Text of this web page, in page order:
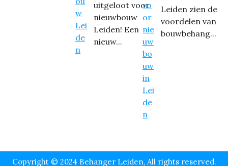
uitgeloot voor
nieuwbouw
Leiden! Een
nieuw...
Leiden zien de
voordelen van
bouwbehang...
Copyright © 2024 Behanger Leiden, All rights reserved.